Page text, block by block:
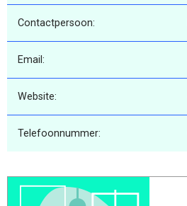
Contactpersoon:
Email:
Website:
Telefoonnummer: